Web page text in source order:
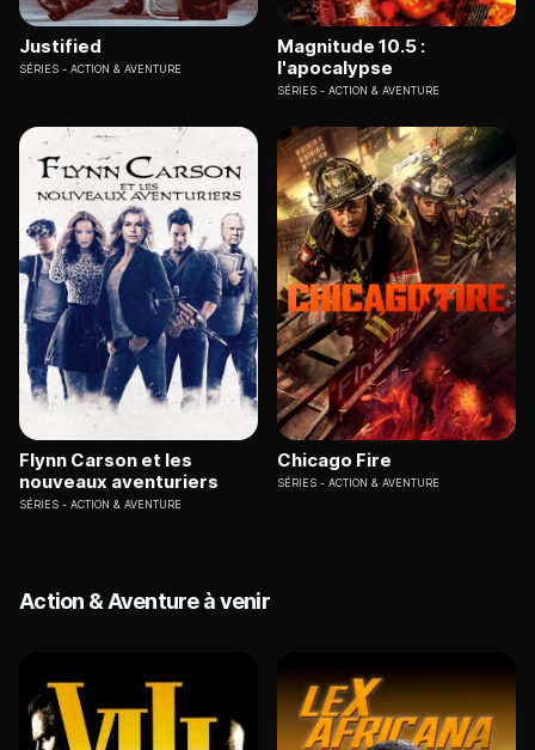
Justified
SÉRIES ACTION & AVENTURE
Magnitude 10.5 :
l'apocalypse
SÉRIES ACTION & AVENTURE
Flynn Carson et les
nouveaux aventuriers
SÉRIES ACTION & AVENTURE
Chicago Fire
SÉRIES ACTION & AVENTURE
Action & Aventure à venir